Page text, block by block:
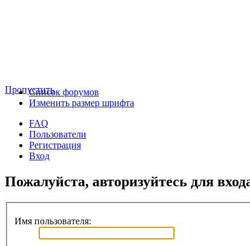
ПропуститьСписок форумов
Изменить размер шрифта
FAQ
Пользователи
Регистрация
Вход
Пожалуйста, авторизуйтесь для
Имя пользователя: